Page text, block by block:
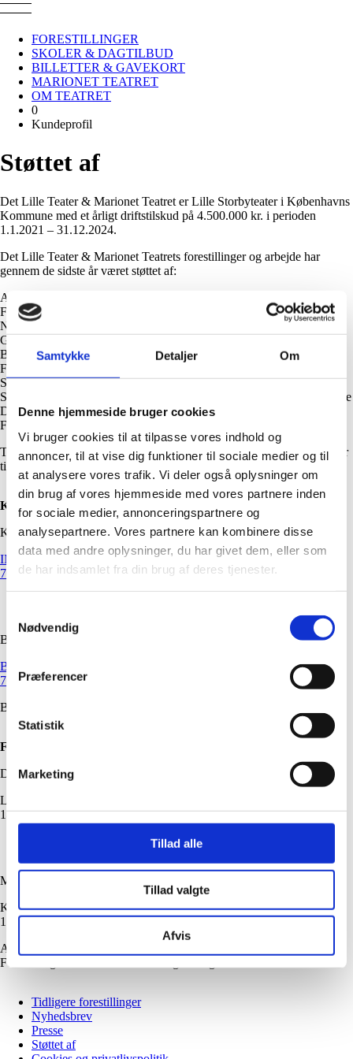
Samtykke Detaljer Om
Denne hjemmeside bruger cookies
Vi bruger cookies til at tilpasse vores indhold og
annoncer, til at vise dig funktioner til sociale medier og til
at analysere vores trafik. Vi deler også oplysninger om
din brug af vores hjemmeside med vores partnere inden
for sociale medier, annonceringspartnere og
analysepartnere. Vores partnere kan kombinere disse
data med andre oplysninger, du har givet dem, eller som
de har indsamlet fra din brug af deres tjenester.
Nødvendig
Præferencer
Statistik
Marketing
Tillad alle
Tillad valgte
Afvis
Gå
hovedindhold
Primær
navigation
FORESTILLINGER
SKOLER & DAGTILBUD
BILLETTER & GAVEKORT
MARIONET TEATRET
OM TEATRET
0
Kundeprofil
Støttet af
Det Lille Teater & Marionet Teatret er Lille Storbyteater i Københavns
Kommune med et årligt driftstilskud på 4.500.000 kr. i perioden
1.1.2021 – 31.12.2024.
Det Lille Teater & Marionet Teatrets forestillinger og arbejde har
gennem de sidste år været støttet af:
A. P. Møller og Hustru Chastine Mc-Kinney Møllers Fond til almene
Formaal, Bikubenfonden, Tuborgfondet, L. Zeuthens Mindelegat,
Nationalbankens Jubilæumsfond af 1968, Nordea-Fonden, Konsul
George Jorck & Hustru Emma Jorck's Fond, FrederiksbergFonden,
Beckett-Fonden, Gangstedfonden, Hannibal Sanders Fond, 15. Juni
Fonden, Oticon Fonden, Lasson Andersens Fond, BUPL's
Solidaritets- og kulturpulje, Grete og Sigurd Pedersens Fond,
Sportgoodsfonden, Toyota-Fonden, Wilhelm Hansen Fonden, Danske
Dramatikere, Solar Fonden af 1978 og Kaptajn Aage Nielsens
Familiefond, Lauritsen Fonden.
Teatret takker såvel Københavns Kommune som alle private fonde for
tilskuddet.
KONTAKT OS
KONTOR
INFO@DETLILLETEATER.DK
70 87 52 20
BILLETTER
BILLET@DETLILLETEATER.DK
70 87 52 20
Billettelefonen er åben tirsdag og torsdag kl. 10.00-13.00
FIND OS HER
DET LILLE TEATER
LAVENDELSTRÆDE 5-7
1462 KØBENHAVN K
MARIONET TEATRET
KRONPRINSESSEGADE 21
1306 KØBENHAVN K
Adgang via Kongens Have
Forestillinger i Marionet Teatret er gratis og kræver ikke billet
Sidefod
Tidligere forestillinger
Nyhedsbrev
Presse
Støttet af